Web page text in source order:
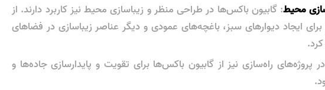
محیط: گابیون باکس‌ها در طراحی منظر و زیباسازی محیط نیز کاربرد دارند. از
ایجاد دیوارهای سبز، باغچه‌های عمودی و دیگر عناصر زیباسازی در فضاهای
پروژه‌های راه‌سازی نیز از گابیون باکس‌ها برای تقویت و پایدارسازی جاده‌ها و